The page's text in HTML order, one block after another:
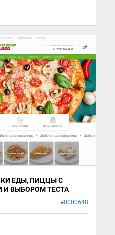
ЕДЫ, ПИЦЦЫ С
И ВЫБОРОМ ТЕСТА
#0000648